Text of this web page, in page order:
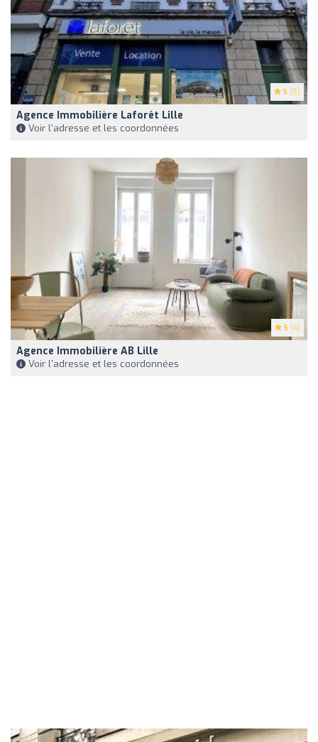
5 (5)
Agence Immobilière Laforêt Lille
Voir l'adresse et les coordonnées
5 (4)
Agence Immobilière AB Lille
Voir l'adresse et les coordonnées